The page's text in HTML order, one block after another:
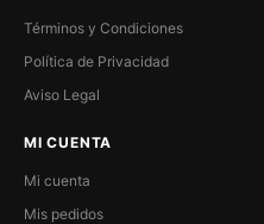
Términos y Condiciones
Política de Privacidad
Aviso Legal
MI CUENTA
Mi cuenta
Mis pedidos